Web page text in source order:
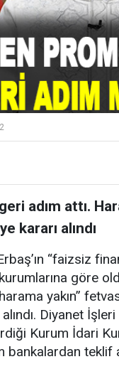
adım attı.
kararı alındı
“faizsiz
göre
yakın”
Diyanet
Kurum İdari
teklif